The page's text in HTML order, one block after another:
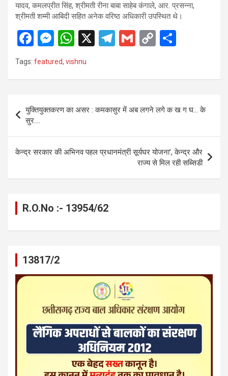
यादव, कमलप्रीत सिंह, श्रीमती रीना बाबा साहेब कंगाले, आर. प्रसन्ना,
श्रीमती शम्मी आबिदी सहित अनेक वरिष्ठ अधिकारी उपस्थित थे।
F
a
ce
o
o
k
M
es
se
g
W
h
at
A
p
X
T
a
m
G
C
n
Tags: featured, vishnu
navigation
युक्तियुक्तकरण का असर : कमकासुर में अब लगने लगे क ख ग घ… के
सुर….
केन्द्र सरकार की अभिनव पहल प्रधानमंत्री सूर्यघर योजना’, केन्द्र और
राज्य से मिल रही सब्सिडी
R.O.No :- 13954/62
13817/2